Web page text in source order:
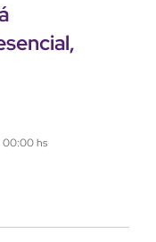
00:00 hs